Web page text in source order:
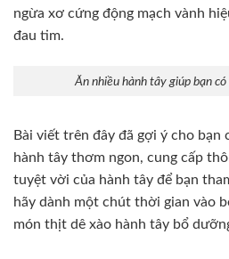
ngừa xơ cứng động mạch vành
đau tim.
Ăn nhiều hành tây giúp bạn
Bài viết trên đây đã gợi ý cho bạn
hành tây thơm ngon, cung cấp
tuyệt vời của hành tây để bạn
hãy dành một chút thời gian vào
món thịt dê xào hành tây bổ